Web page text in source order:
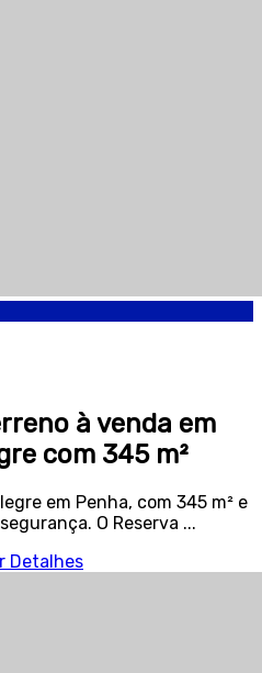
à venda em
com 345 m²
em Penha, com 345 m² e
O Reserva ...
Detalhes